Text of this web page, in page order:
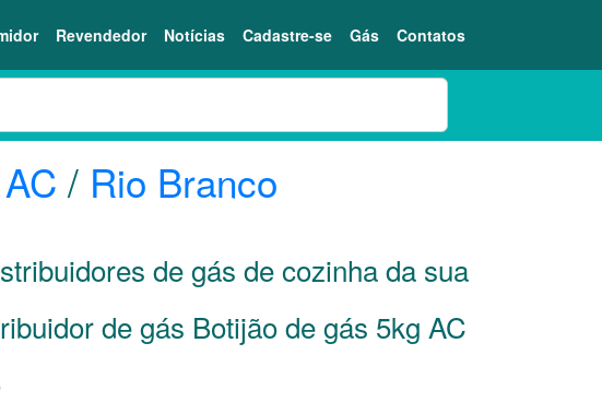
Revendedor Notícias Cadastre-se Gás Contatos
AC / Rio Branco
de gás de cozinha da sua
de gás Botijão de gás 5kg AC